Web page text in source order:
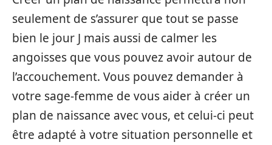
seulement de s’assurer que tout se passe
bien le jour J mais aussi de calmer les
angoisses que vous pouvez avoir autour de
l’accouchement. Vous pouvez demander à
votre sage-femme de vous aider à créer un
plan de naissance avec vous, et celui-ci peut
être adapté à votre situation personnelle et